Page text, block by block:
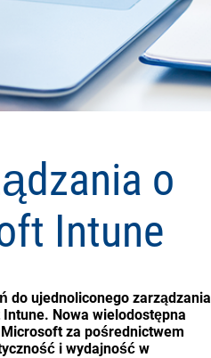
o
Intune
do ujednoliconego zarządzania
Nowa wielodostępna
za pośrednictwem
i wydajność w